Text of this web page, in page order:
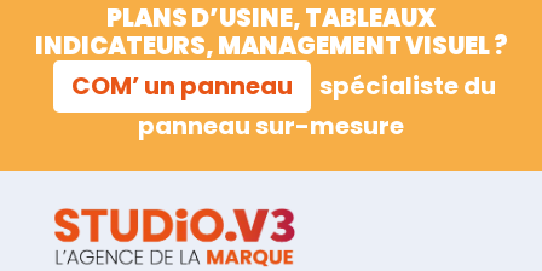
PLANS D’USINE, TABLEAUX
INDICATEURS, MANAGEMENT VISUEL ?
COM’ un panneau
spécialiste du
panneau sur-mesure